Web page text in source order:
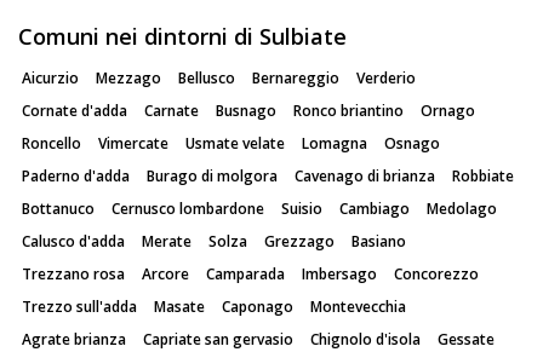
Comuni nei dintorni di Sulbiate
Aicurzio Mezzago Bellusco Bernareggio
Verderio
Cornate d'adda
Carnate Busnago Ronco briantino
Ornago
Roncello
Vimercate Usmate velate Lomagna
Osnago
Paderno d'adda
Burago di molgora Cavenago di brianza
Robbiate
Bottanuco
Cernusco lombardone Suisio Cambiago
Medolago
Calusco d'adda
Merate Solza Grezzago
Basiano
Trezzano rosa
Arcore Camparada Imbersago
Concorezzo
Trezzo sull'adda
Masate Caponago
Montevecchia
Agrate brianza
Capriate san gervasio Chignolo d'isola
Gessate